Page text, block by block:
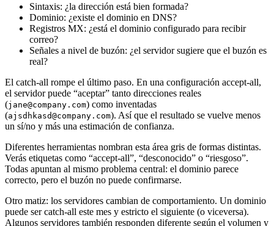
Sintaxis: ¿la dirección está bien formada?
Dominio: ¿existe el dominio en DNS?
Registros MX: ¿está el dominio configurado para recibir
correo?
Señales a nivel de buzón: ¿el servidor sugiere que el buzón es
real?
El catch-all rompe el último paso. En una configuración accept-all,
el servidor puede “aceptar” tanto direcciones reales
(jane@company.com) como inventadas
(ajsdhkasd@company.com). Así que el resultado se vuelve menos
un sí/no y más una estimación de confianza.
Diferentes herramientas nombran esta área gris de formas distintas.
Verás etiquetas como “accept-all”, “desconocido” o “riesgoso”.
Todas apuntan al mismo problema central: el dominio parece
correcto, pero el buzón no puede confirmarse.
Otro matiz: los servidores cambian de comportamiento. Un dominio
puede ser catch-all este mes y estricto el siguiente (o viceversa).
Algunos servidores también responden diferente según el volumen y